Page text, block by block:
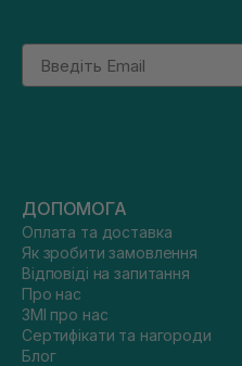
Email
ДОПОМОГА
Оплата та доставка
Як зробити замовлення
Відповіді на запитання
Про нас
ЗМІ про нас
Сертифікати та нагороди
Блог